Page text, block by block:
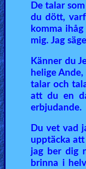
De talar
du dött,
komma
mig. Jag
Känner du
helige
talar och
att du en
erbjudande.
Du vet vad
upptäcka
jag ber dig
brinna i